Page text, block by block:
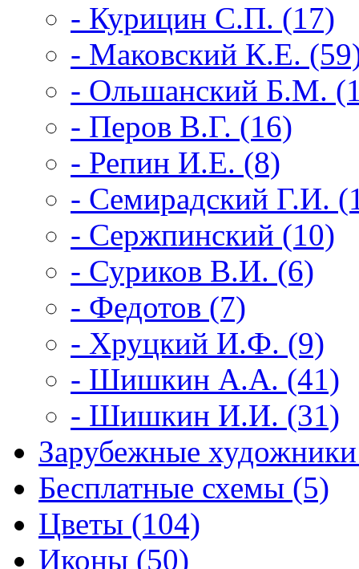
- Курицин С.П. (17)
- Маковский К.Е.
- Ольшанский Б.М.
- Перов В.Г. (16)
- Репин И.Е. (8)
- Семирадский Г.И.
- Сержпинский (10)
- Суриков В.И. (6)
- Федотов (7)
- Хруцкий И.Ф. (9)
- Шишкин А.А. (41)
- Шишкин И.И. (31)
Зарубежные
Бесплатные схемы (5)
Цветы (104)
Иконы (50)